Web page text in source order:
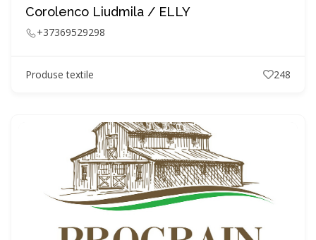
Corolenco Liudmila / ELLY
+37369529298
Produse textile 248